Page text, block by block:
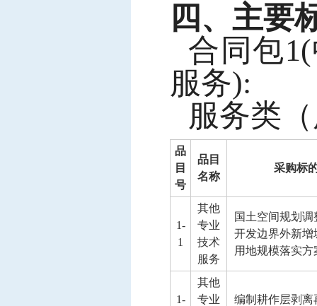
四、主要
合同包
服务):
服务类
品
目
号
品目
名称
采购标
1-
1
其他
专业
技术
服务
国土空间规划调
开发边界外新增
用地规模落实方
1-
其他
专业
编制耕作层剥离